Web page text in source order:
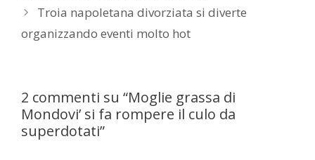
Troia napoletana divorziata si diverte
organizzando eventi molto hot
2 commenti su “Moglie grassa di
Mondovi’ si fa rompere il culo da
superdotati”